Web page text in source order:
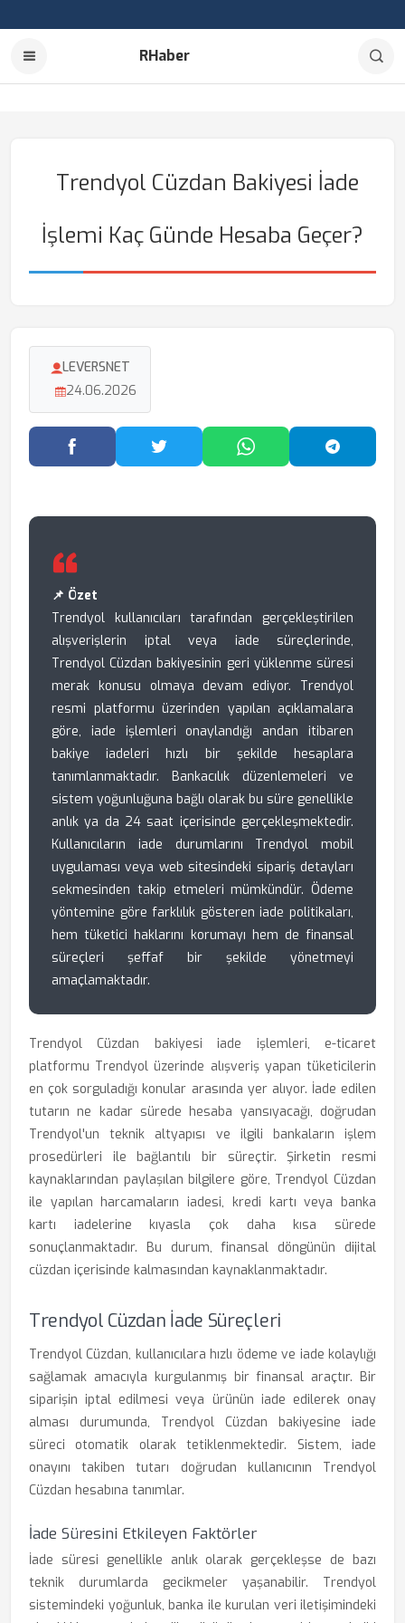
RHaber
Trendyol Cüzdan Bakiyesi İade
İşlemi Kaç Günde Hesaba Geçer?
LEVERSNET
24.06.2026
Facebook'ta PaylaşTwitter'da PaylaşWhatsApp'ta Paylaş
📌 Özet
Trendyol kullanıcıları tarafından gerçekleştirilen
alışverişlerin iptal veya iade süreçlerinde,
Trendyol Cüzdan bakiyesinin geri yüklenme süresi
merak konusu olmaya devam ediyor. Trendyol
resmi platformu üzerinden yapılan açıklamalara
göre, iade işlemleri onaylandığı andan itibaren
bakiye iadeleri hızlı bir şekilde hesaplara
tanımlanmaktadır. Bankacılık düzenlemeleri ve
sistem yoğunluğuna bağlı olarak bu süre genellikle
anlık ya da 24 saat içerisinde gerçekleşmektedir.
Kullanıcıların iade durumlarını Trendyol mobil
uygulaması veya web sitesindeki sipariş detayları
sekmesinden takip etmeleri mümkündür. Ödeme
yöntemine göre farklılık gösteren iade politikaları,
hem tüketici haklarını korumayı hem de finansal
süreçleri şeffaf bir şekilde yönetmeyi
amaçlamaktadır.
Trendyol Cüzdan bakiyesi iade işlemleri, e-ticaret
platformu Trendyol üzerinde alışveriş yapan tüketicilerin
en çok sorguladığı konular arasında yer alıyor. İade edilen
tutarın ne kadar sürede hesaba yansıyacağı, doğrudan
Trendyol'un teknik altyapısı ve ilgili bankaların işlem
prosedürleri ile bağlantılı bir süreçtir. Şirketin resmi
kaynaklarından paylaşılan bilgilere göre, Trendyol Cüzdan
ile yapılan harcamaların iadesi, kredi kartı veya banka
kartı iadelerine kıyasla çok daha kısa sürede
sonuçlanmaktadır. Bu durum, finansal döngünün dijital
cüzdan içerisinde kalmasından kaynaklanmaktadır.
Trendyol Cüzdan İade Süreçleri
Trendyol Cüzdan, kullanıcılara hızlı ödeme ve iade kolaylığı
sağlamak amacıyla kurgulanmış bir finansal araçtır. Bir
siparişin iptal edilmesi veya ürünün iade edilerek onay
alması durumunda, Trendyol Cüzdan bakiyesine iade
süreci otomatik olarak tetiklenmektedir. Sistem, iade
onayını takiben tutarı doğrudan kullanıcının Trendyol
Cüzdan hesabına tanımlar.
İade Süresini Etkileyen Faktörler
İade süresi genellikle anlık olarak gerçekleşse de bazı
teknik durumlarda gecikmeler yaşanabilir. Trendyol
sistemindeki yoğunluk, banka ile kurulan veri iletişimindeki